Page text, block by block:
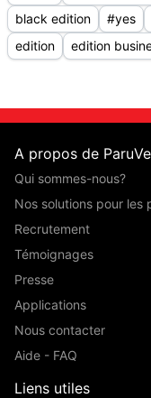
black edition
#yes
edition
edition
A propos de
Qui sommes-nous?
Nos solutions pour les
Recrutement
Témoignages
Presse
Applications
Nous contacter
Aide - FAQ
Liens utiles